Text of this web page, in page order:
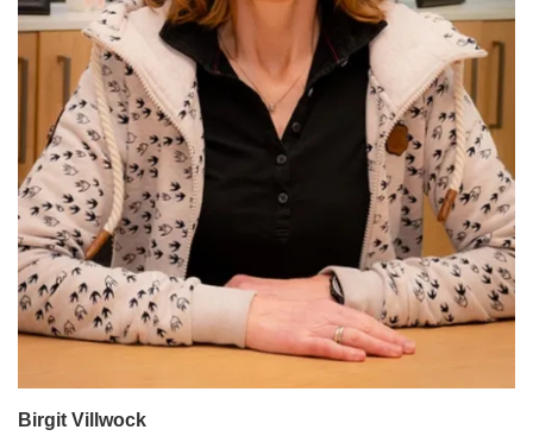
Birgit Villwock